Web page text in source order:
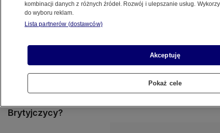
Udostępnij
Wielkiej Brytanii po dwóch latach przerwy.
Okoliczności ich wizyty były szczególne. Para
zawitała na Wyspy, by wziąć udział w
uroczystościach z okazji Platynowego
Jubileuszu królowej Elżbiety. Jak na ich powrót
Brytyjczycy?
kombinacji danych z różnych źródeł. Rozwój i ulepszanie usług.
do wyboru reklam.
Lista partnerów (dostawców)
Akceptuję
Pokaż cele